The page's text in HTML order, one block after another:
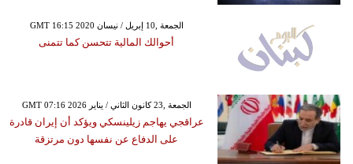
GMT 16:15 2020 الجمعة ,10 إبريل / نيسان
أحوالك المالية تتحسن كما تتمنى
GMT 07:16 2026 الجمعة ,23 كانون الثاني / يناير
عراقجي يهاجم زيلينسكي ويؤكد أن إيران قادرة
على الدفاع عن نفسها دون مرتزقة